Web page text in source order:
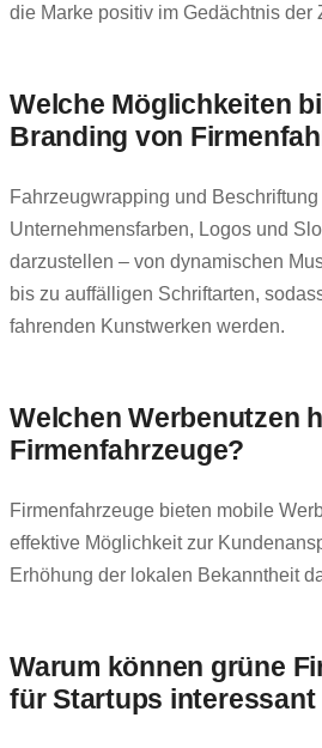
die Marke positiv im Gedächtnis der
Welche Möglichkeiten
Branding von
Fahrzeugwrapping und
Unternehmensfarben, Logos und
darzustellen – von dynamischen
bis zu auffälligen Schriftarten,
fahrenden Kunstwerken werden.
Welchen Werbenutzen
Firmenfahrzeuge?
Firmenfahrzeuge bieten mobile
effektive Möglichkeit zur
Erhöhung der lokalen Bekanntheit
Warum können grüne
für Startups interessant